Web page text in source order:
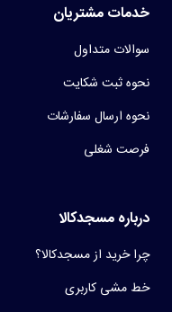
خدمات مشتریان
سوالات متداول
نحوه ثبت شکایت
نحوه ارسال سفارشات
فرصت شغلی
درباره مسجدکالا
چرا خرید از مسجدکالا؟
خط مشی کاربری